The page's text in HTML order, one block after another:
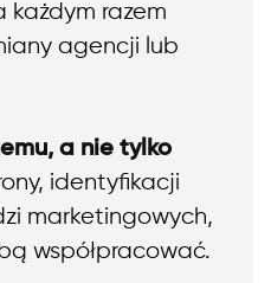
każdym razem
agencji lub
a nie tylko
identyfikacji
marketingowych,
współpracować.